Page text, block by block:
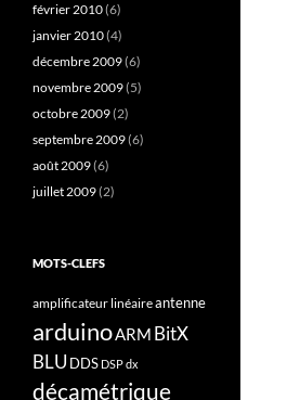
février 2010(6)
janvier 2010(4)
décembre 2009(6)
novembre 2009(5)
octobre 2009(2)
septembre 2009(6)
août 2009(6)
juillet 2009(2)
MOTS-CLEFS
amplificateur linéaireantenne
arduinoARM BitX
BLU DDS DSPdx
décamétrique